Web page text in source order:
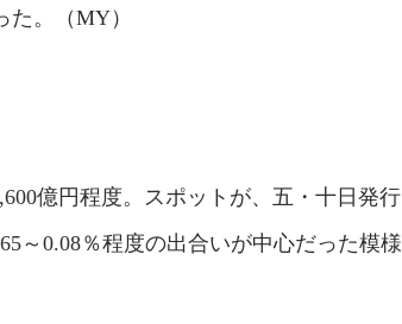
。（MY）
億円程度。スポットが、五・十日発
～0.08％程度の出合いが中心だった模様